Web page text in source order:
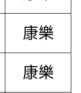
康樂
康樂